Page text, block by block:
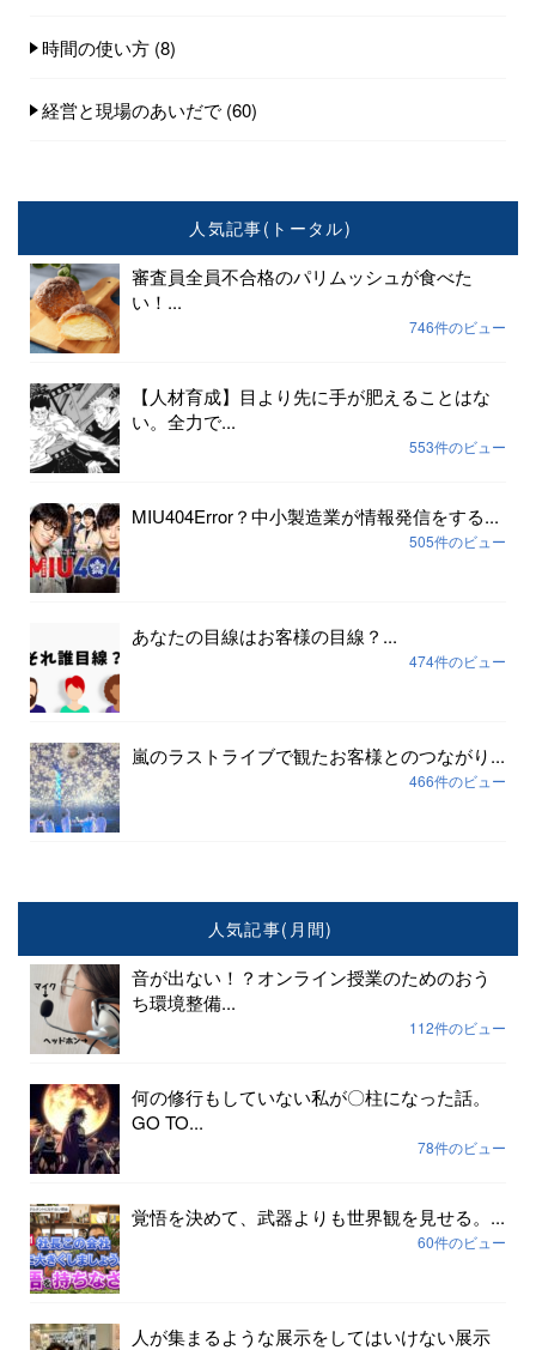
時間の使い方 (8)
経営と現場のあいだで (60)
人気記事(トータル)
審査員全員不合格のパリムッシュが食べた
い！...
746件のビュー
【人材育成】目より先に手が肥えることはな
い。全力で...
553件のビュー
MIU404Error？中小製造業が情報発信をする...
505件のビュー
あなたの目線はお客様の目線？...
474件のビュー
嵐のラストライブで観たお客様とのつながり...
466件のビュー
人気記事(月間)
音が出ない！？オンライン授業のためのおう
ち環境整備...
112件のビュー
何の修行もしていない私が〇柱になった話。
GO TO...
78件のビュー
覚悟を決めて、武器よりも世界観を見せる。...
60件のビュー
人が集まるような展示をしてはいけない展示